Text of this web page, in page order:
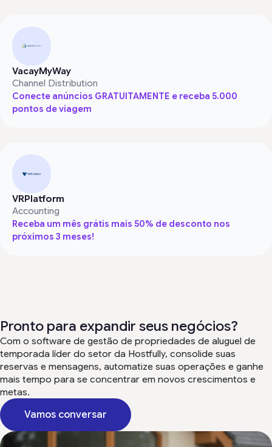
VacayMyWay
Channel Distribution
Conecte anúncios GRATUITAMENTE e receba 5.000
pontos de viagem
VRPlatform
Accounting
Receba um mês grátis mais 50% de desconto nos
próximos 3 meses!
Pronto para expandir seus negócios?
Com o software de gestão de propriedades de aluguel de
temporada líder do setor da Hostfully, consolide suas
reservas e mensagens, automatize suas operações e ganhe
mais tempo para se concentrar em novos crescimentos e
metas.
Vamos conversar